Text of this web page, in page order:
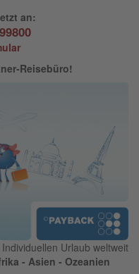
an:
Reisebüro!
Urlaub weltweit
- Asien - Ozeanien